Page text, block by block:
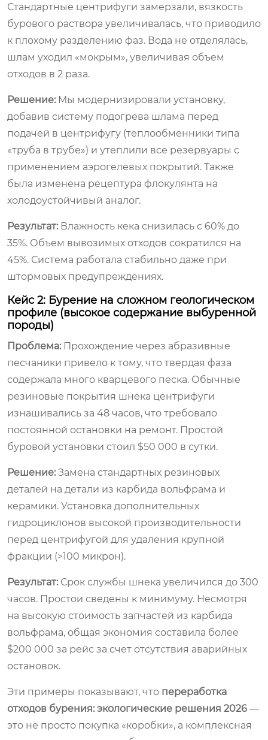
Стандартные центрифуги замерзали, вязкость
бурового раствора увеличивалась, что приводило
к плохому разделению фаз. Вода не отделялась,
шлам уходил «мокрым», увеличивая объем
отходов в 2 раза.
Решение: Мы модернизировали установку,
добавив систему подогрева шлама перед
подачей в центрифугу (теплообменники типа
«труба в трубе») и утеплили все резервуары с
применением аэрогелевых покрытий. Также
была изменена рецептура флокулянта на
холодоустойчивый аналог.
Результат: Влажность кекa снизилась с 60% до
35%. Объем вывозимых отходов сократился на
45%. Система работала стабильно даже при
штормовых предупреждениях.
Кейс 2: Бурение на сложном геологическом
профиле (высокое содержание выбуренной
породы)
Проблема: Прохождение через абразивные
песчаники привело к тому, что твердая фаза
содержала много кварцевого песка. Обычные
резиновые покрытия шнека центрифуги
изнашивались за 48 часов, что требовало
постоянной остановки на ремонт. Простой
буровой установки стоил $50 000 в сутки.
Решение: Замена стандартных резиновых
деталей на детали из карбида вольфрама и
керамики. Установка дополнительных
гидроциклонов высокой производительности
перед центрифугой для удаления крупной
фракции (>100 микрон).
Результат: Срок службы шнека увеличился до 300
часов. Простои сведены к минимуму. Несмотря
на высокую стоимость запчастей из карбида
вольфрама, общая экономия составила более
$200 000 за рейс за счет отсутствия аварийных
остановок.
Эти примеры показывают, что переработка
отходов бурения: экологические решения 2026 —
это не просто покупка «коробки», а комплексная